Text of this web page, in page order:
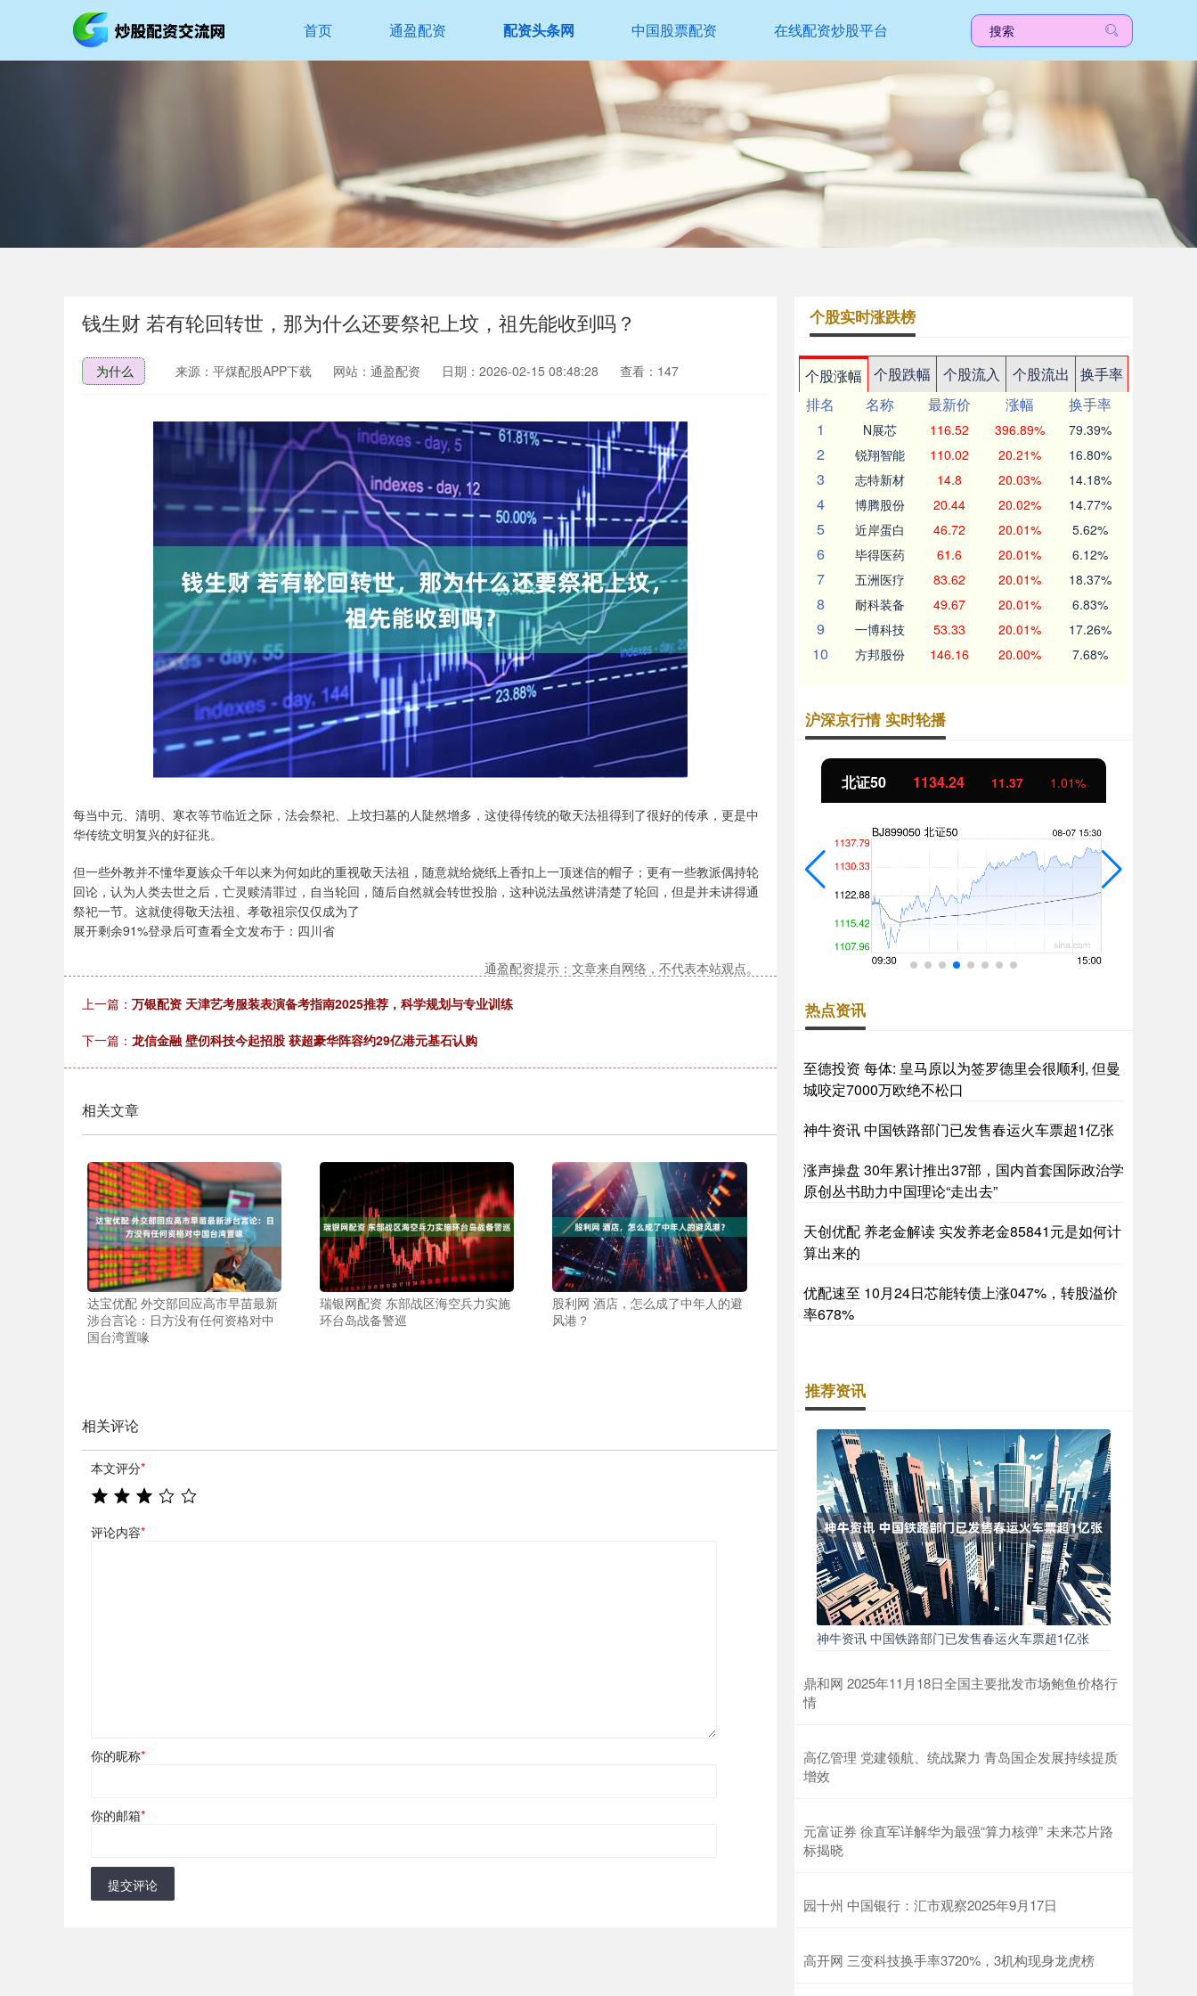
首页 通盈配资 配资头条网 中国股票配资 在线配资炒股平台
钱生财 若有轮回转世，那为什么还要祭祀上坟，祖先能收到吗？
为什么 来源：平煤配股APP下载 网站：通盈配资 日期：2026-02-15 08:48:28 查看：147
每当中元、清明、寒衣等节临近之际，法会祭祀、上坟扫墓的人陡然增多，这使得传统的敬天法祖得到了很好的传承，更是中
华传统文明复兴的好征兆。
但一些外教并不懂华夏族众千年以来为何如此的重视敬天法祖，随意就给烧纸上香扣上一顶迷信的帽子；更有一些教派偶持轮
回论，认为人类去世之后，亡灵赎清罪过，自当轮回，随后自然就会转世投胎，这种说法虽然讲清楚了轮回，但是并未讲得通
祭祀一节。这就使得敬天法祖、孝敬祖宗仅仅成为了
展开剩余91%登录后可查看全文发布于：四川省
通盈配资提示：文章来自网络，不代表本站观点。
上一篇： 万银配资 天津艺考服装表演备考指南2025推荐，科学规划与专业训练
下一篇： 龙信金融 壁仞科技今起招股 获超豪华阵容约29亿港元基石认购
相关文章
达宝优配 外交部回应高市早苗最新
涉台言论：日方没有任何资格对中
国台湾置喙
瑞银网配资 东部战区海空兵力实施
环台岛战备警巡
股利网 酒店，怎么成了中年人的避
风港？
相关评论
本文评分*
评论内容*
你的昵称*
你的邮箱*
提交评论
个股实时涨跌榜
个股涨幅 个股跌幅 个股流入 个股流出
换手率
排名
名称 最新价 涨幅
换手率
1
N展芯 116.52 396.89% 79.39%
2 锐翔智能 110.02 20.21% 16.80%
3 志特新材 14.8 20.03% 14.18%
4 博腾股份 20.44 20.02% 14.77%
5 近岸蛋白 46.72 20.01% 5.62%
6 毕得医药 61.6 20.01% 6.12%
7 五洲医疗 83.62 20.01% 18.37%
8 耐科装备 49.67 20.01% 6.83%
9 一博科技 53.33 20.01% 17.26%
10 方邦股份 146.16 20.00% 7.68%
沪深京行情 实时轮播
深证成指 14311.01 200.89 1.42% 沪深300 4694.44 43.13 北证50 1134.24 11.37 1.01%
热点资讯
至德投资 每体: 皇马原以为签罗德里会很顺利, 但曼
城咬定7000万欧绝不松口
神牛资讯 中国铁路部门已发售春运火车票超1亿张
涨声操盘 30年累计推出37部，国内首套国际政治学
原创丛书助力中国理论“走出去”
天创优配 养老金解读 实发养老金85841元是如何计
算出来的
优配速至 10月24日芯能转债上涨047%，转股溢价
率678%
推荐资讯
神牛资讯 中国铁路部门已发售春运火车票超1亿张
鼎和网 2025年11月18日全国主要批发市场鲍鱼价格行
情
高亿管理 党建领航、统战聚力 青岛国企发展持续提质
增效
元富证券 徐直军详解华为最强“算力核弹” 未来芯片路
标揭晓
园十州 中国银行：汇市观察2025年9月17日
高开网 三变科技换手率3720%，3机构现身龙虎榜